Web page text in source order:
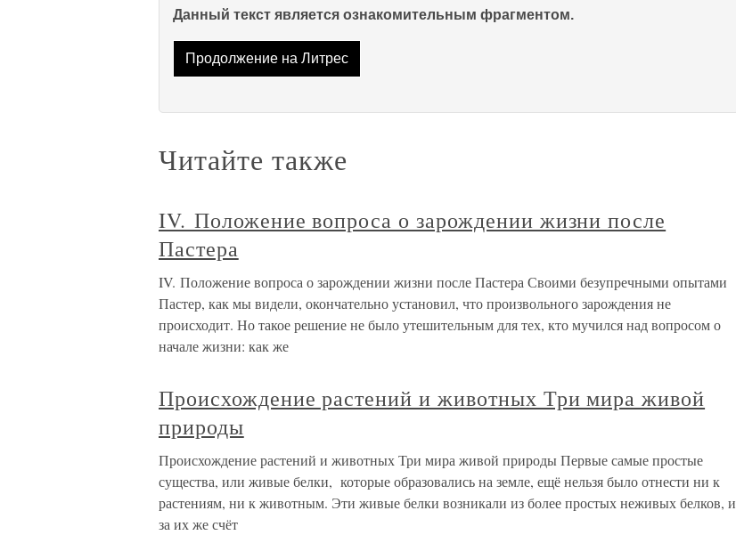
Данный текст является ознакомительным фрагментом.
Продолжение на Литрес
Читайте также
IV. Положение вопроса о зарождении жизни после
Пастера
IV. Положение вопроса о зарождении жизни после Пастера Своими безупречными опытами
Пастер, как мы видели, окончательно установил, что произвольного зарождения не
происходит. Но такое решение не было утешительным для тех, кто мучился над вопросом о
начале жизни: как же
Происхождение растений и животных Три мира живой
природы
Происхождение растений и животных Три мира живой природы Первые самые простые
существа, или живые белки, которые образовались на земле, ещё нельзя было отнести ни к
растениям, ни к животным. Эти живые белки возникали из более простых неживых белков, и
за их же счёт